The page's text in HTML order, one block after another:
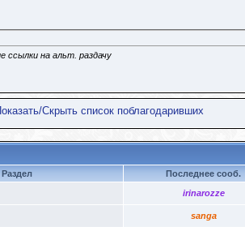
ссылки на альт. раздачу
Скрыть список поблагодаривших
Раздел Последнее сооб.
irinarozze
sanga